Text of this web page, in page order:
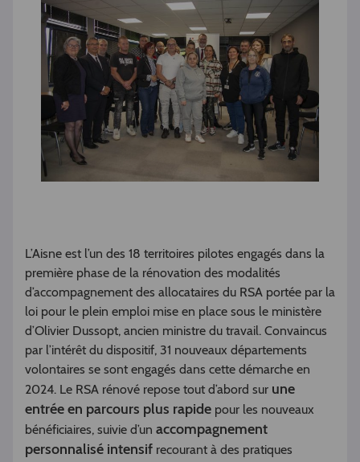
L’Aisne est l’un des 18 territoires pilotes engagés dans la
première phase de la rénovation des modalités
d’accompagnement des allocataires du RSA portée par la
loi pour le plein emploi mise en place sous le ministère
d’Olivier Dussopt, ancien ministre du travail. Convaincus
par l’intérêt du dispositif, 31 nouveaux départements
volontaires se sont engagés dans cette démarche en
2024. Le RSA rénové repose tout d’abord sur une
entrée en parcours plus rapide pour les nouveaux
bénéficiaires, suivie d’un accompagnement
personnalisé intensif recourant à des pratiques